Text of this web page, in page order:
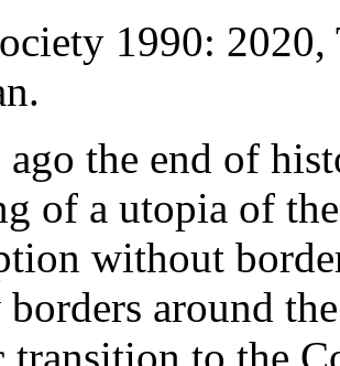
1990: 2020,
ago the end of
of a utopia of
without
borders around